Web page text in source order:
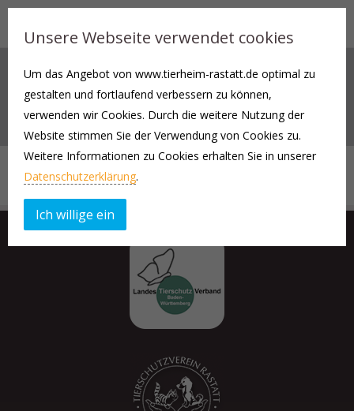
4 COLUMNS WITHOUT GUTTER
Portfolio Template
Unsere Webseite verwendet cookies
Um das Angebot von www.tierheim-rastatt.de optimal zu
gestalten und fortlaufend verbessern zu können,
verwenden wir Cookies. Durch die weitere Nutzung der
Website stimmen Sie der Verwendung von Cookies zu.
Weitere Informationen zu Cookies erhalten Sie in unserer
Datenschutzerklärung.
Ich willige ein